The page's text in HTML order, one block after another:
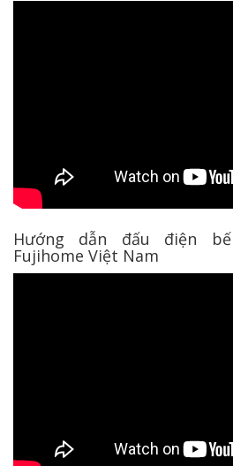
Hướng dẫn đấu điện
Fujihome Việt Nam